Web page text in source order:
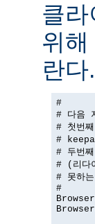
클
위
란다.
#
# 다음
# 첫번
#
# 두번
# (리다
# 못하
#